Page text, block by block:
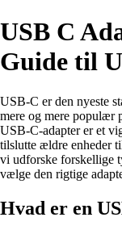
USB C
Guide til
USB-C er den nyeste
mere og mere populær
USB-C-adapter er et
tilslutte ældre enheder
vi udforske forskellige
vælge den rigtige
Hvad er en